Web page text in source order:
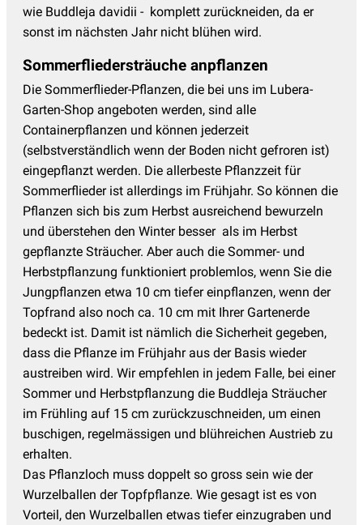
wie Buddleja davidii - komplett zurückneiden, da er
sonst im nächsten Jahr nicht blühen wird.
Sommerfliedersträuche anpflanzen
Die Sommerflieder-Pflanzen, die bei uns im Lubera-
Garten-Shop angeboten werden, sind alle
Containerpflanzen und können jederzeit
(selbstverständlich wenn der Boden nicht gefroren ist)
eingepflanzt werden. Die allerbeste Pflanzzeit für
Sommerflieder ist allerdings im Frühjahr. So können die
Pflanzen sich bis zum Herbst ausreichend bewurzeln
und überstehen den Winter besser als im Herbst
gepflanzte Sträucher. Aber auch die Sommer- und
Herbstpflanzung funktioniert problemlos, wenn Sie die
Jungpflanzen etwa 10 cm tiefer einpflanzen, wenn der
Topfrand also noch ca. 10 cm mit Ihrer Gartenerde
bedeckt ist. Damit ist nämlich die Sicherheit gegeben,
dass die Pflanze im Frühjahr aus der Basis wieder
austreiben wird. Wir empfehlen in jedem Falle, bei einer
Sommer und Herbstpflanzung die Buddleja Sträucher
im Frühling auf 15 cm zurückzuschneiden, um einen
buschigen, regelmässigen und blühreichen Austrieb zu
erhalten.
Das Pflanzloch muss doppelt so gross sein wie der
Wurzelballen der Topfpflanze. Wie gesagt ist es von
Vorteil, den Wurzelballen etwas tiefer einzugraben und